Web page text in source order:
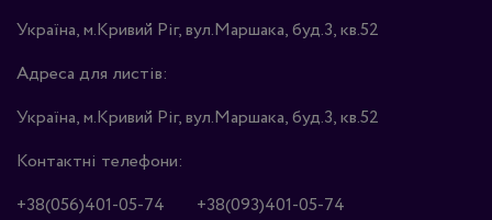
Україна, м.Кривий Ріг, вул.Маршака, буд.3, кв.52
Адреса для листів:
Україна, м.Кривий Ріг, вул.Маршака, буд.3, кв.52
Контактні телефони:
+38(056)401-05-74
+38(093)401-05-74